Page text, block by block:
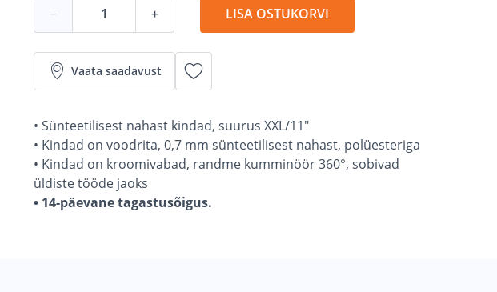
− + LISA OSTUKORVI
Vaata saadavust
• Sünteetilisest nahast kindad, suurus XXL/11"
• Kindad on voodrita, 0,7 mm sünteetilisest nahast, polüesteriga
• Kindad on kroomivabad, randme kumminöör 360°, sobivad
üldiste tööde jaoks
• 14-päevane tagastusõigus.